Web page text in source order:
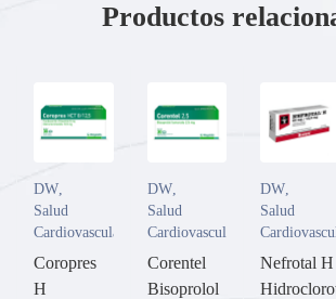
Productos
DW
Salud
Cardiovascular
Coropres
H
DW,
Salud
Cardiovascular
Corentel
Bisoprolol
DW
Salud
Nefrotal H